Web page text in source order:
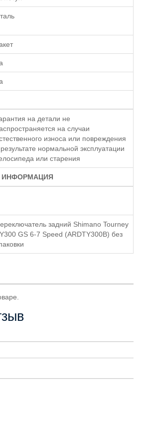
на детали не
на случаи
износа или повреждения
нормальной эксплуатации
или старения
ИНФОРМАЦИЯ
задний Shimano Tourney
GS 6-7 Speed (ARDTY300B) без